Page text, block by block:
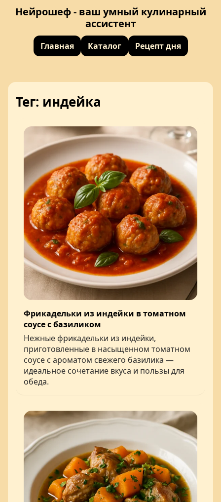
Нейрошеф - ваш умный кулинарный
ассистент
Главная Каталог Рецепт дня
Тег: индейка
Фрикадельки из индейки в томатном
соусе с базиликом
Нежные фрикадельки из индейки,
приготовленные в насыщенном томатном
соусе с ароматом свежего базилика —
идеальное сочетание вкуса и пользы для
обеда.